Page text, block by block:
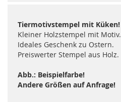
Tiermotivstempel mit Küken!
Kleiner Holzstempel mit Motiv.
Ideales Geschenk zu Ostern.
Preiswerter Stempel aus Holz.
Abb.: Beispielfarbe!
Andere Größen auf Anfrage!